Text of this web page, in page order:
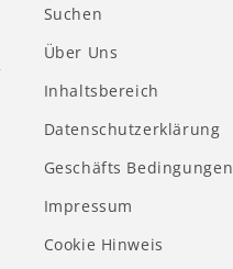
Suchen
Über Uns
Inhaltsbereich
Datenschutzerklärung
Geschäfts Bedingungen
Impressum
Cookie Hinweis